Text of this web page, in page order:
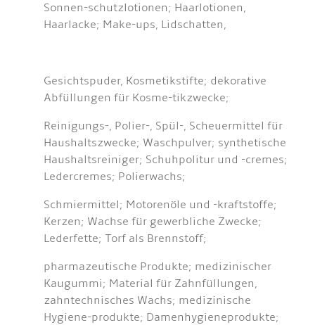
Sonnen-schutzlotionen; Haarlotionen,
Haarlacke; Make-ups, Lidschatten,
Gesichtspuder, Kosmetikstifte; dekorative
Abfüllungen für Kosme-tikzwecke;
Reinigungs-, Polier-, Spül-, Scheuermittel für
Haushaltszwecke; Waschpulver; synthetische
Haushaltsreiniger; Schuhpolitur und -cremes;
Ledercremes; Polierwachs;
Schmiermittel; Motorenöle und -kraftstoffe;
Kerzen; Wachse für gewerbliche Zwecke;
Lederfette; Torf als Brennstoff;
pharmazeutische Produkte; medizinischer
Kaugummi; Material für Zahnfüllungen,
zahntechnisches Wachs; medizinische
Hygiene-produkte; Damenhygieneprodukte;